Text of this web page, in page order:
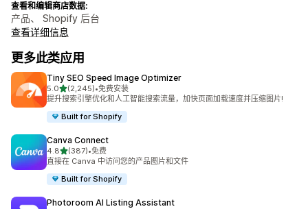
查看和编辑商店数据:
产品、 Shopify 后台
查看详细信息
更多此类应用
Tiny SEO Speed Image Optimizer
5.0星（满分 5 星）
(2,245)
总共 2245 条评论
•免费安装
提升搜索引擎优化和人工智能搜索流量，加快页面加载速度并压缩图片!
Built for Shopify
Canva Connect
4.8星（满分 5 星）
(387)
总共 387 条评论
•免费
直接在 Canva 中访问您的产品图片和文件
Built for Shopify
Photoroom AI Listing Assistant